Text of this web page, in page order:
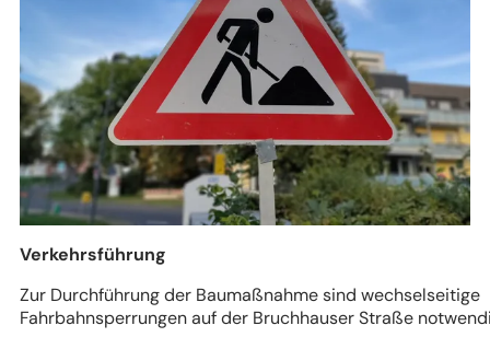
Verkehrsführung
Zur Durchführung der Baumaßnahme sind wechselseitige
Fahrbahnsperrungen auf der Bruchhauser Straße